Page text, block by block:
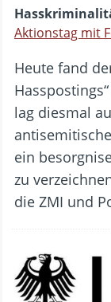
Aktionstag mit
Heute fand
lag diesmal
ein
zu
die ZMI und